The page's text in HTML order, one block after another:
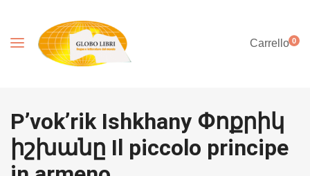
Carrello0
P’vok’rik Ishkhany Փոքրիկ
իշխանը Il piccolo principe